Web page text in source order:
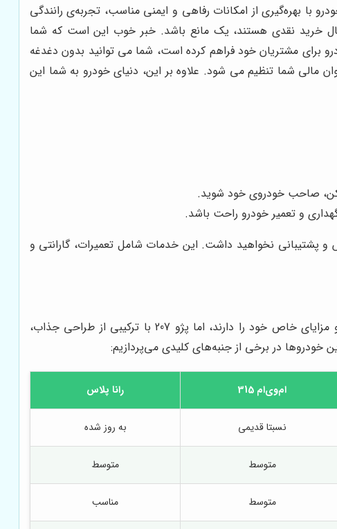
با بهره‌گیری از امکانات رفاهی و ایمنی مناسب، تجربه‌ی رانندگی
به ویژه کسانی که به دنبال خرید نقدی هستند، یک مانع باشد. خبر خوب این است که شما
برای مشتریان خود فراهم کرده است، شما می توانید بدون دغدغه
با توان مالی شما تنظیم می شود. علاوه بر این، دنیای خودرو به شما این
صاحب خودروی خود شوید.
و تعمیر خودرو راحت باشد.
نخواهید داشت. این خدمات شامل تعمیرات، گارانتی و
پژو 207 در بازار ایران رقبای متعددی دارد، از جمله سایپا کوییک، ام‌وی‌ام 315 و رانا پلاس. هر یک از این خودروها ویژگی‌ها و مزایای خاص خود را دارند، اما پژو 207 با ترکیبی از طراحی جذاب،
خودروها در برخی از جنبه‌های کلیدی می‌پردازیم:
ام‌وی‌ام 315 رانا پلاس
نسبتا قدیمی به روز شده
متوسط متوسط
متوسط مناسب